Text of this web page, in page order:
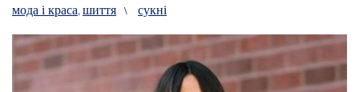
мода і краса,шиття \ сукні